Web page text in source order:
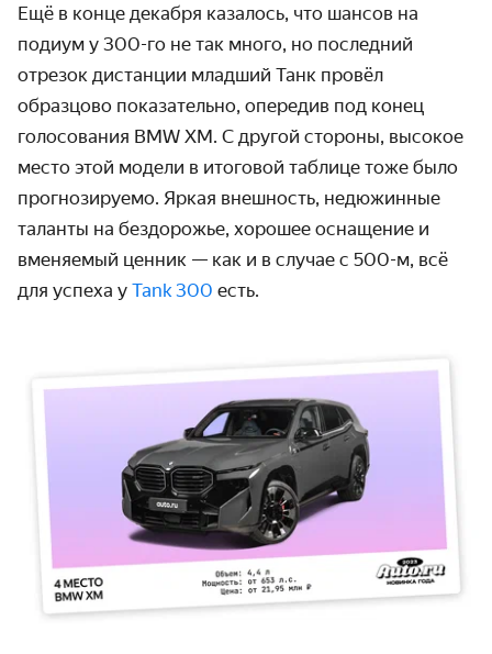
Ещё в конце декабря казалось, что шансов на
подиум у 300-го не так много, но последний
отрезок дистанции младший Танк провёл
образцово показательно, опередив под конец
голосования BMW XM. С другой стороны, высокое
место этой модели в итоговой таблице тоже было
прогнозируемо. Яркая внешность, недюжинные
таланты на бездорожье, хорошее оснащение и
вменяемый ценник — как и в случае с 500-м, всё
для успеха у Tank 300 есть.